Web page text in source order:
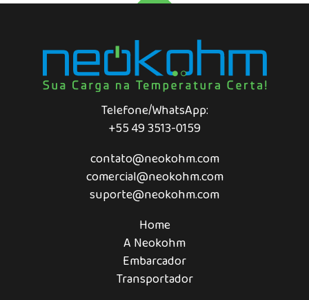
Telefone/WhatsApp:
+55 49 3513-0159
contato@neokohm.com
comercial@neokohm.com
suporte@neokohm.com
Home
A Neokohm
Embarcador
Transportador